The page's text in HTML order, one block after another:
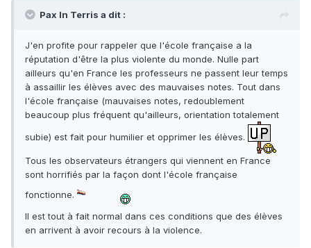
Pax In Terris a dit :
J'en profite pour rappeler que l'école française a la
réputation d'être la plus violente du monde. Nulle part
ailleurs qu'en France les professeurs ne passent leur temps
à assaillir les élèves avec des mauvaises notes. Tout dans
l'école française (mauvaises notes, redoublement
beaucoup plus fréquent qu'ailleurs, orientation totalement
subie) est fait pour humilier et opprimer les élèves.
Tous les observateurs étrangers qui viennent en France
sont horrifiés par la façon dont l'école française
fonctionne.
Il est tout à fait normal dans ces conditions que des élèves
en arrivent à avoir recours à la violence.